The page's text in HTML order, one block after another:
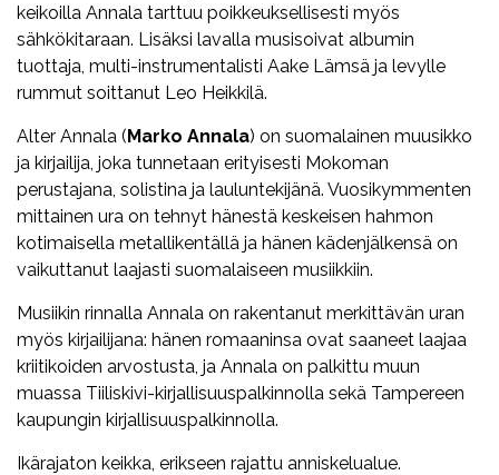
keikoilla Annala tarttuu poikkeuksellisesti myös
sähkökitaraan. Lisäksi lavalla musisoivat albumin
tuottaja, multi-instrumentalisti Aake Lämsä ja levylle
rummut soittanut Leo Heikkilä.
Alter Annala (Marko Annala) on suomalainen muusikko
ja kirjailija, joka tunnetaan erityisesti Mokoman
perustajana, solistina ja lauluntekijänä. Vuosikymmenten
mittainen ura on tehnyt hänestä keskeisen hahmon
kotimaisella metallikentällä ja hänen kädenjälkensä on
vaikuttanut laajasti suomalaiseen musiikkiin.
Musiikin rinnalla Annala on rakentanut merkittävän uran
myös kirjailijana: hänen romaaninsa ovat saaneet laajaa
kriitikoiden arvostusta, ja Annala on palkittu muun
muassa Tiiliskivi-kirjallisuuspalkinnolla sekä Tampereen
kaupungin kirjallisuuspalkinnolla.
Ikärajaton keikka, erikseen rajattu anniskelualue.